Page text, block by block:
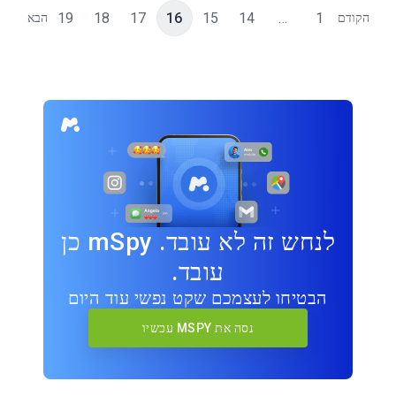
הקודם 1
…
14
15
16
17
18
19 הבא
לנחש זה לא עובד. mSpy כן
עובד.
הבטיחו לעצמכם שקט נפשי עוד היום
נסה את MSPY עכשיו